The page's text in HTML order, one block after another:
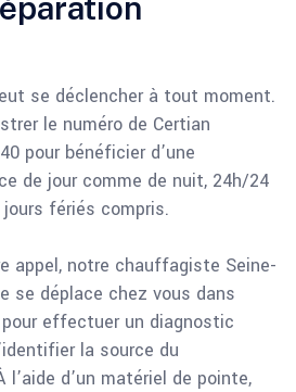
se déclencher à tout moment.
le numéro de Certian
pour bénéficier d’une
de jour comme de nuit, 24h/24
fériés compris.
appel, notre chauffagiste Seine-
se déplace chez vous dans
effectuer un diagnostic
la source du
d’un matériel de pointe,